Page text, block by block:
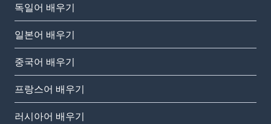
독일어 배우기
일본어 배우기
중국어 배우기
프랑스어 배우기
러시아어 배우기